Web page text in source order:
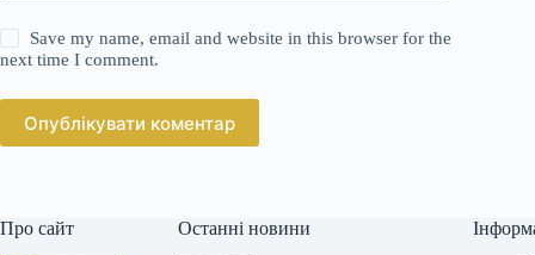
Save my name, email and website in this browser for the
next time I comment.
Опублікувати коментар
Про сайт Останні новини